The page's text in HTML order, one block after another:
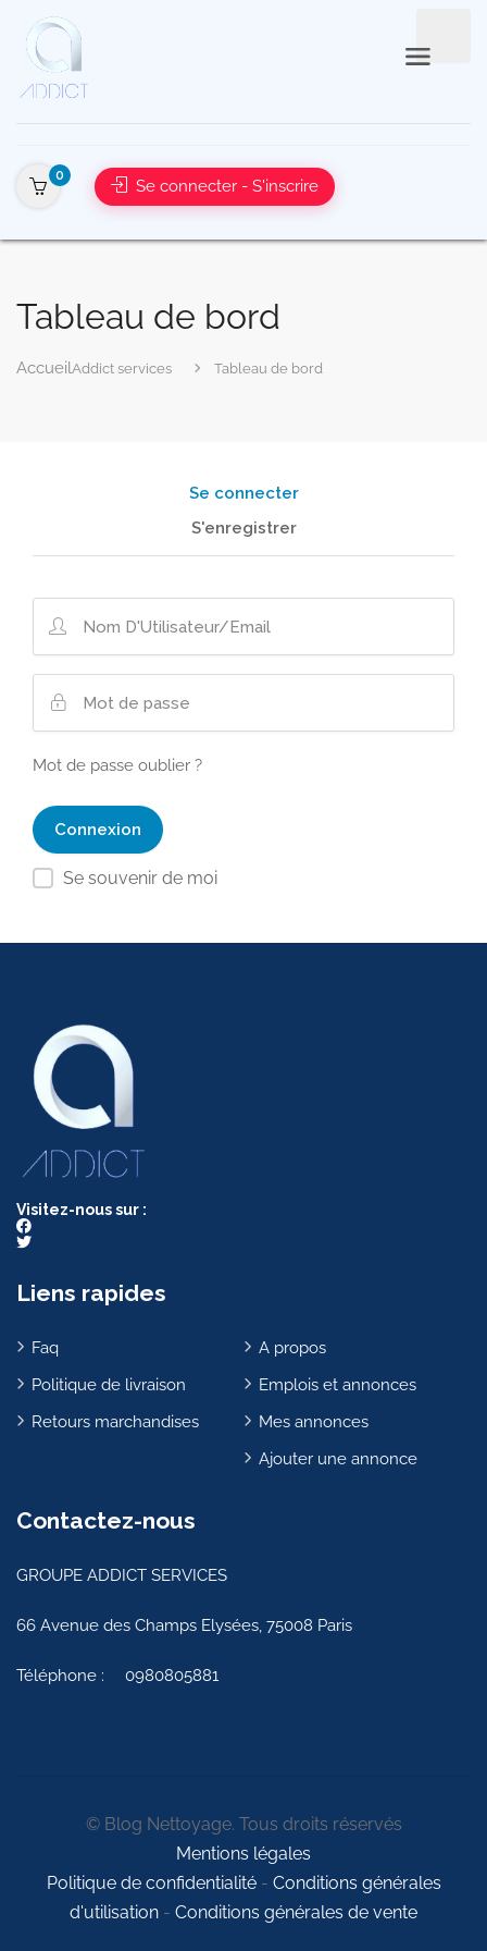
0
Se connecter - S'inscrire
Tableau de bord
Addict services Tableau de bord
Se connecter
S'enregistrer
Mot de passe oublier ?
Se souvenir de moi
Visitez-nous sur :
Liens rapides
Faq
Politique de livraison
Retours marchandises
A propos
Emplois et annonces
Mes annonces
Ajouter une annonce
Contactez-nous
GROUPE ADDICT SERVICES
66 Avenue des Champs Elysées, 75008 Paris
Téléphone : 0980805881
© Blog Nettoyage. Tous droits réservés
Mentions légales
Politique de confidentialité- Conditions générales
d'utilisation - Conditions générales de vente